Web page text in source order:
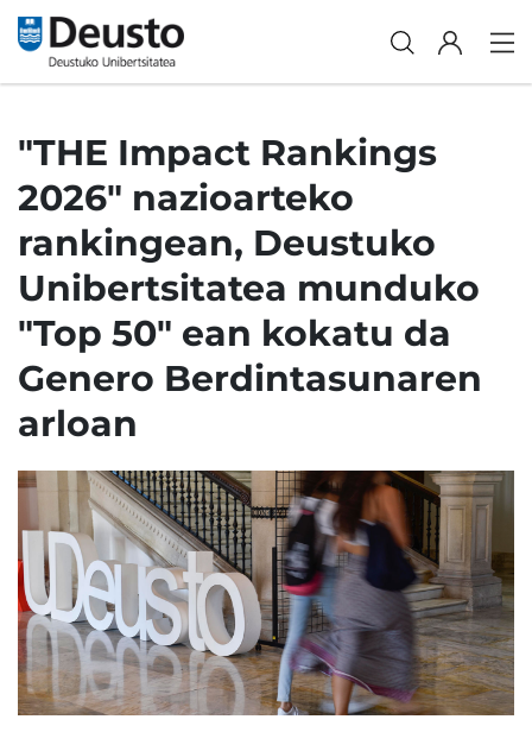
"THE Impact Rankings
2026" nazioarteko
rankingean, Deustuko
Unibertsitatea munduko
"Top 50" ean kokatu da
Genero Berdintasunaren
arloan